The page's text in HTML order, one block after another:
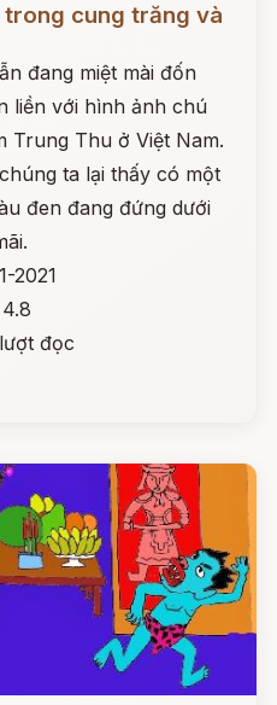
cung trăng và
đang miệt mài đốn
liền với hình ảnh chú
Trung Thu ở Việt Nam.
ta lại thấy có một
đen đang đứng dưới
2021
4.8
đọc